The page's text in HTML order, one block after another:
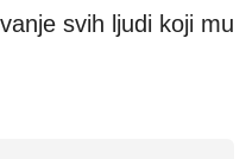
svih ljudi koji mu